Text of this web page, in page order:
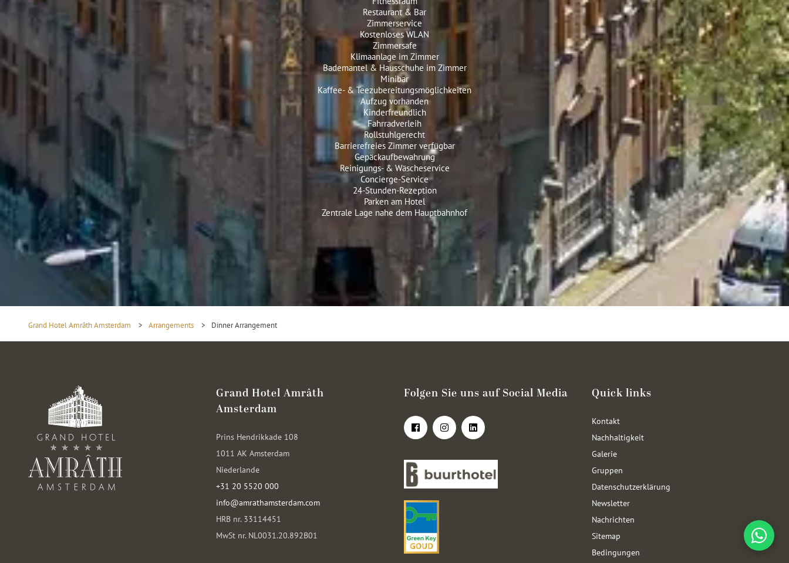
Restaurant & Bar
Zimmerservice
Kostenloses WLAN
Zimmersafe
Klimaanlage im Zimmer
Bademantel & Hausschuhe im Zimmer
Minibar
Kaffee- & Teezubereitungsmöglichkeiten
Aufzug vorhanden
Kinderfreundlich
Fahrradverleih
Rollstuhlgerecht
Barrierefreies Zimmer verfügbar
Gepäckaufbewahrung
Reinigungs- & Wäscheservice
Concierge-Service
24-Stunden-Rezeption
Parken am Hotel
Zentrale Lage nahe dem Hauptbahnhof
Grand Hotel Amrâth Amsterdam > Arrangements > Dinner Arrangement
Grand Hotel Amrâth
Amsterdam
Prins Hendrikkade 108
1011 AK Amsterdam
Niederlande
+31 20 5520 000
info@amrathamsterdam.com
HRB nr. 33114451
MwSt nr. NL0031.20.892B01
Folgen Sie uns auf Social Media Quick links
Kontakt
Nachhaltigkeit
Galerie
Gruppen
Datenschutzerklärung
Newsletter
Nachrichten
Sitemap
Bedingungen